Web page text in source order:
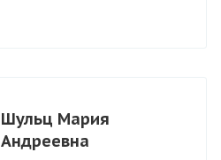
Шульц Мария
Андреевна